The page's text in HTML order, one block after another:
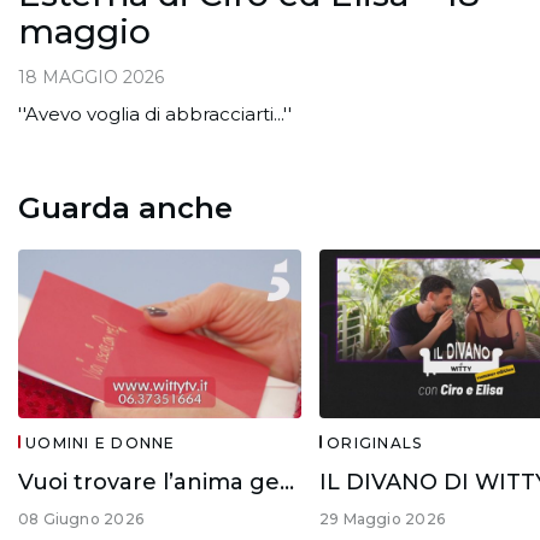
maggio
18 MAGGIO 2026
''Avevo voglia di abbracciarti...''
Guarda anche
UOMINI E DONNE
Vuoi trovare l’anima gemella?
08 Giugno 2026
ORIGINALS
29 Maggio 2026